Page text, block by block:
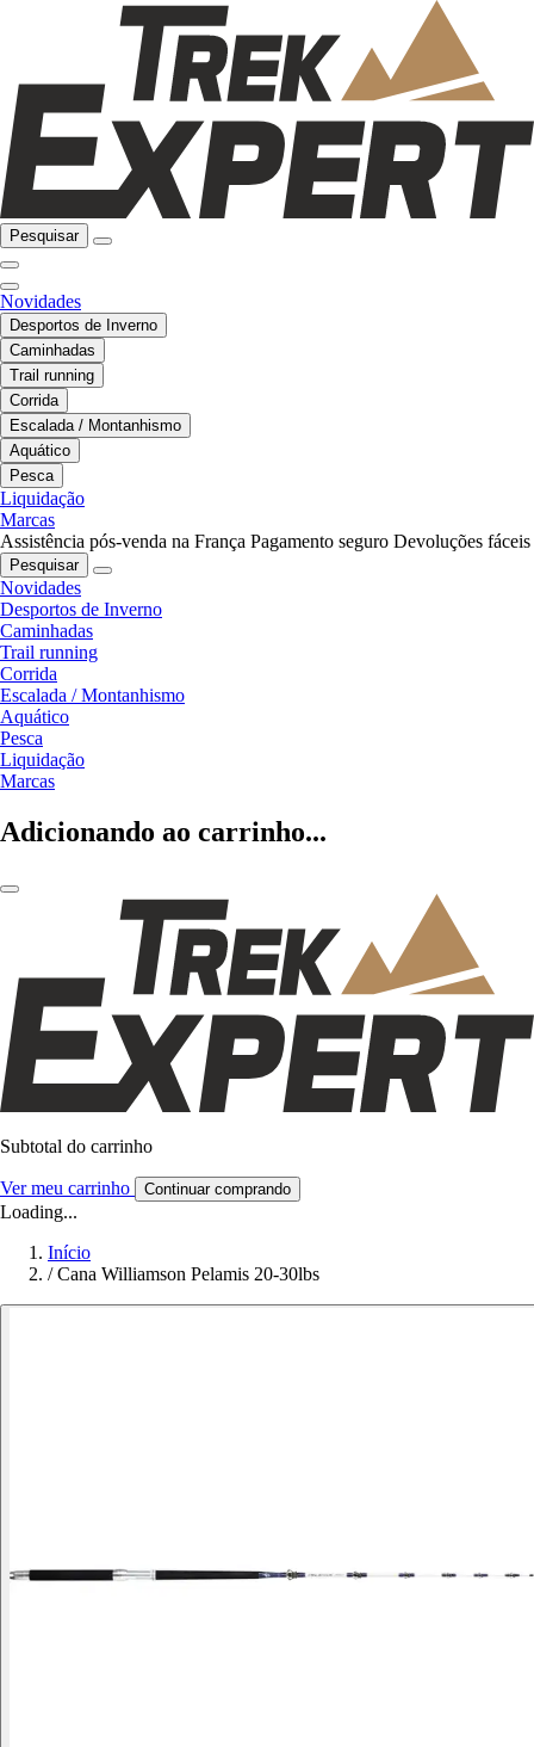
Pesquisar
Novidades
Desportos de Inverno
Caminhadas
Trail running
Corrida
Escalada / Montanhismo
Aquático
Pesca
Liquidação
Marcas
Assistência pós-venda na França Pagamento seguro Devoluções fáceis
Pesquisar
Novidades
Desportos de Inverno
Caminhadas
Trail running
Corrida
Escalada / Montanhismo
Aquático
Pesca
Liquidação
Marcas
Adicionando ao carrinho...
Subtotal do carrinho
Ver meu carrinho Continuar comprando
Loading...
Início
/ Cana Williamson Pelamis 20-30lbs